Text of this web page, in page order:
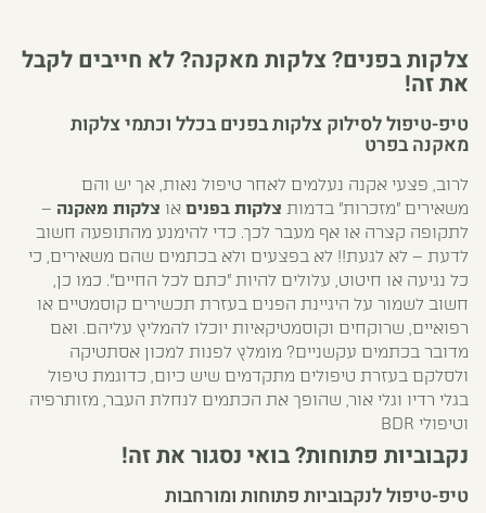
צלקות בפנים? צלקות מאקנה? לא חייבים לקבל
את זה!
טיפ-טיפול לסילוק צלקות בפנים בכלל וכתמי צלקות
מאקנה בפרט
לרוב, פצעי אקנה נעלמים לאחר טיפול נאות, אך יש והם
משאירים "מזכרות" בדמות צלקות בפנים או צלקות מאקנה –
לתקופה קצרה או אף מעבר לכך. כדי להימנע מהתופעה חשוב
לדעת – לא לגעת!! לא בפצעים ולא בכתמים שהם משאירים, כי
כל נגיעה או חיטוט, עלולים להיות "כתם לכל החיים". כמו כן,
חשוב לשמור על היגיינת הפנים בעזרת תכשירים קוסמטיים או
רפואיים, שרוקחים וקוסמטיקאיות יוכלו להמליץ עליהם. ואם
מדובר בכתמים עקשניים? מומלץ לפנות למכון אסתטיקה
ולסלקם בעזרת טיפולים מתקדמים שיש כיום, כדוגמת טיפול
בגלי רדיו וגלי אור, שהופך את הכתמים לנחלת העבר, מזותרפיה
וטיפולי BDR
נקבוביות פתוחות? בואי נסגור את זה!
טיפ-טיפול לנקבוביות פתוחות ומורחבות